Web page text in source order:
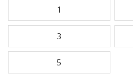
КОНТАКТЫ
1
3
5